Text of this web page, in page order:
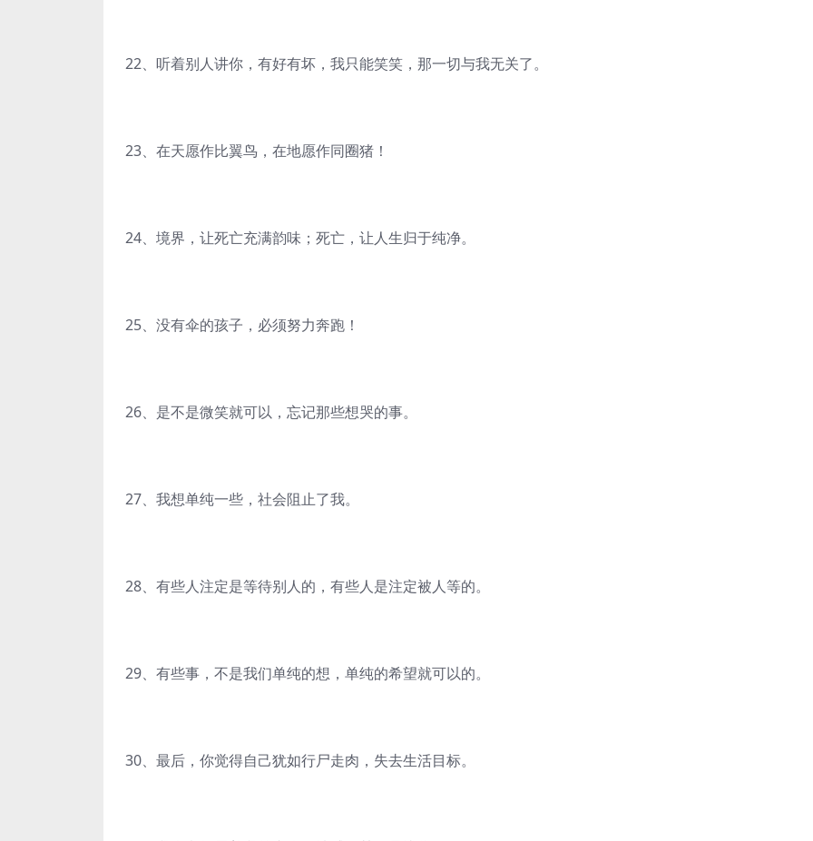
22、听着别人讲你，有好有坏，我只能笑笑，那一切与我无关了。
23、在天愿作比翼鸟，在地愿作同圈猪！
24、境界，让死亡充满韵味；死亡，让人生归于纯净。
25、没有伞的孩子，必须努力奔跑！
26、是不是微笑就可以，忘记那些想哭的事。
27、我想单纯一些，社会阻止了我。
28、有些人注定是等待别人的，有些人是注定被人等的。
29、有些事，不是我们单纯的想，单纯的希望就可以的。
30、最后，你觉得自己犹如行尸走肉，失去生活目标。